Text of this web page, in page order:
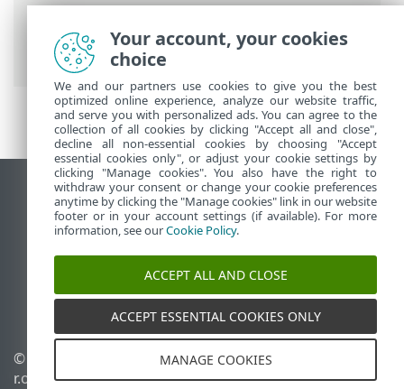
ESET-online-ohje>ESET Smart Security
Premium
>Usein kysytyt kysymykset>
Uuden tehtävän luominen ajastimessa
Näytä tietokonesivusto
End of Life
ESET-tietämyskanta
ESET-foorumi
ESET Status Portal
Alueellinen tuki
© 1992 - 2026 ESET, spol. s
r.o. – Kaikki oikeudet
Evästeiden hallinta
Evästekäytäntö
Your account, your cookies
choice
We and our partners use cookies to give you the best
optimized online experience, analyze our website traffic,
and serve you with personalized ads. You can agree to the
collection of all cookies by clicking "Accept all and close",
decline all non-essential cookies by choosing "Accept
essential cookies only", or adjust your cookie settings by
clicking "Manage cookies". You also have the right to
withdraw your consent or change your cookie preferences
anytime by clicking the "Manage cookies" link in our website
footer or in your account settings (if available). For more
information, see ourCookie Policy.
ACCEPT ALL AND CLOSE
ACCEPT ESSENTIAL COOKIES ONLY
MANAGE COOKIES